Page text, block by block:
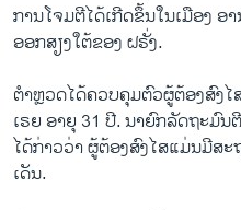
ການ​ໂຈມ​ຕີ​ໄດ້​ເກີດ​ຂຶ້ນ​ໃນ​ເມືອງ ອ
ອອກ​ສຽງ​ໃຕ້​ຂອງ ຝ​ຣັ່ງ.
ຕຳຫຼວດ​ໄດ້​ຄວບ​ຄຸມ​ຕົວ​ຜູ້​ຕ້ອງ​ສົງ​
ເຣຍ ອາ​ຍຸ 31 ປີ. ນາ​ຍົກ​ລັດ​ຖະ​ມົນ​
ໄດ້​ກ່າວ​ວ່າ​ ຜູ້​ຕ້ອງ​ສົງ​ໄສ​ແມ່ນ​ມີ​ສ
ເດັນ.